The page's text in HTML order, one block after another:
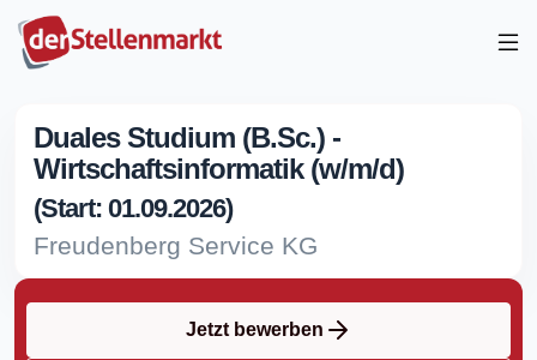
Duales Studium (B.Sc.) -
Wirtschaftsinformatik (w/m/d)
(Start: 01.09.2026)
Freudenberg Service KG
Jetzt bewerben